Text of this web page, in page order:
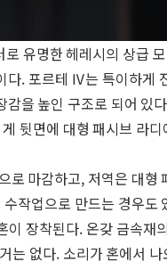
유명한 헤레시의 상급
다. 포르테 Ⅳ는 특이하게
을 높인 구조로 되어 있
게 뒷면에 대형 패시브 라
로 마감하고, 저역은 대
작업으로 만드는 경우
이 장착된다. 온갖 금속
는 없다. 소리가 혼에서